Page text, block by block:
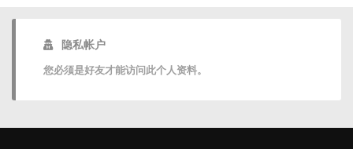
隐私帐户
您必须是好友才能访问此个人资料。